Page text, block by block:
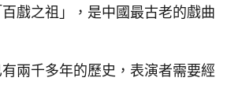
戲之祖」，是中國最古老的戲曲
兩千多年的歷史，表演者需要經